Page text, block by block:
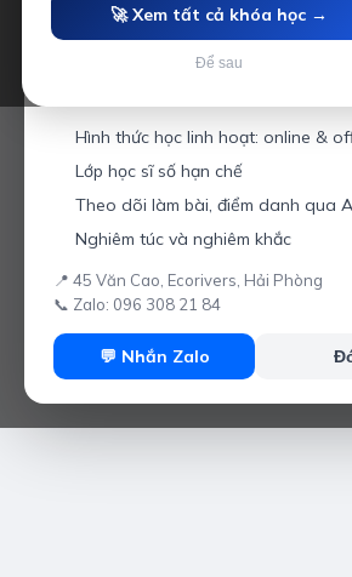
Luyện thi IELTS cùng Thầy
Giáo viên hơn 10 năm kinh nghiệm
Hình thức học linh hoạt: online &
Lớp học sĩ số hạn chế
Theo dõi làm bài, điểm danh qua
Nghiêm túc và nghiêm khắc
📍 45 Văn Cao, Ecorivers, Hải Phòng
📞 Zalo: 096 308 21 84
💬 Nhắn Zalo
🚀 Xem tất cả khóa học →
Để sau